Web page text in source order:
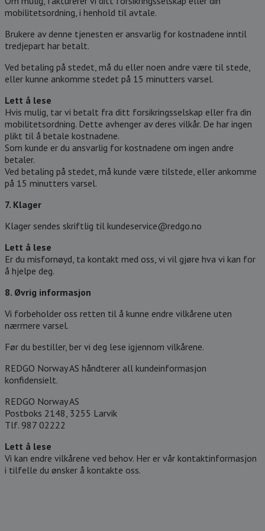
mobilitetsordning, i henhold til avtale.
Brukere av denne tjenesten er ansvarlig for kostnadene inntil
tredjepart har betalt.
Ved betaling på stedet, må du eller noen andre være til stede,
eller kunne ankomme stedet på 15 minutters varsel.
Lett å lese
Hvis mulig, tar vi betalt fra ditt forsikringsselskap eller fra din
mobilitetsordning. Dette avhenger av deres vilkår. De har ingen
plikt til å betale kostnadene.
Som kunde er du ansvarlig for kostnadene om ingen andre
betaler.
Ved betaling på stedet, må kunde være tilstede, eller ankomme
på 15 minutters varsel.
7. Klager
Klager sendes skriftlig til kundeservice@redgo.no
Lett å lese
Er du misfornøyd, ta kontakt med oss, vi vil gjøre hva vi kan for
å hjelpe deg.
8. Øvrig informasjon
Vi forbeholder oss retten til å kunne endre vilkårene uten
nærmere varsel.
Før du bestiller, ber vi deg lese igjennom vilkårene.
REDGO Norway AS håndterer all kundeinformasjon
konfidensielt.
REDGO Norway AS
Postboks 2148, 3255 Larvik
Tlf. 987 02222
Lett å lese
Vi kan endre vilkårene ved behov. Her er vår kontaktinformasjon
i tilfelle du ønsker å kontakte oss.